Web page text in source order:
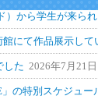
）から学生が来ら
にて作品展示して
した 2026年7月21日
の特別スケジュ